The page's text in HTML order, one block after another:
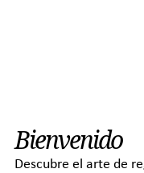
Bienvenido
Descubre el arte de